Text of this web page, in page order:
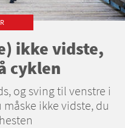
ikke vidste,
cyklen
og sving til venstre i
ikke vidste, du